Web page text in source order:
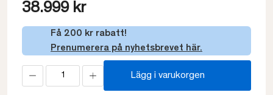
38.999 kr
Få 200 kr rabatt!
Prenumerera på nyhetsbrevet här.
Lägg i varukorgen